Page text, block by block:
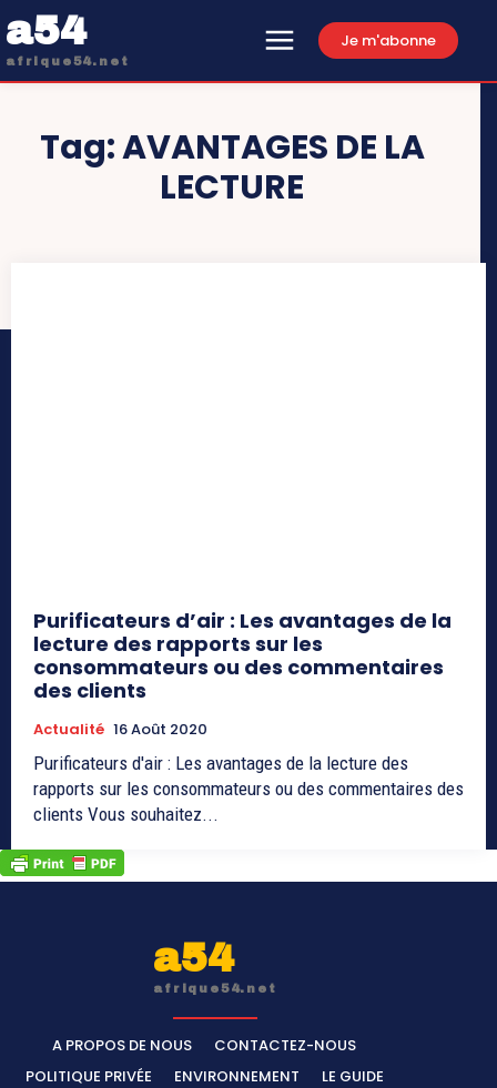
a54
afrique54.net
Je m'abonne
Tag:AVANTAGES DE LA
LECTURE
Purificateurs d’air : Les avantages de la
lecture des rapports sur les
consommateurs ou des commentaires
des clients
Actualité 16 Août 2020
Purificateurs d'air : Les avantages de la lecture des
rapports sur les consommateurs ou des commentaires des
clients Vous souhaitez...
a54
afrique54.net
A PROPOS DE NOUS
CONTACTEZ-NOUS
POLITIQUE PRIVÉE
ENVIRONNEMENT
LE GUIDE